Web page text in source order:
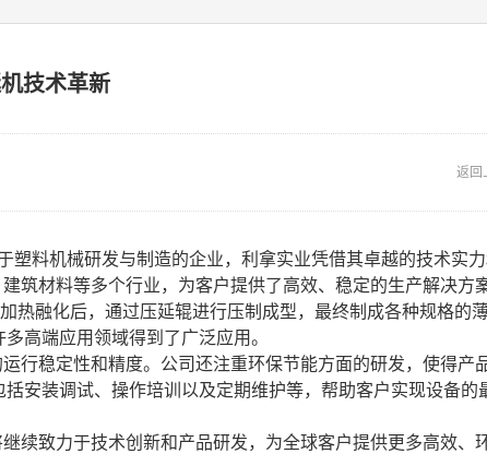
技术革新
返回
塑料机械研发与制造的企业，利拿实业凭借其卓越的技术实
筑材料等多个行业，为客户提供了高效、稳定的生产解决方
热融化后，通过压延辊进行压制成型，最终制成各种规格的
高端应用领域得到了广泛应用。
行稳定性和精度。公司还注重环保节能方面的研发，使得产
安装调试、操作培训以及定期维护等，帮助客户实现设备的
续致力于技术创新和产品研发，为全球客户提供更多高效、